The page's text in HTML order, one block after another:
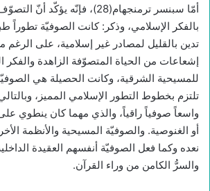
أمّا سبنسر ترمنجهام(28)، فإنّه
بالفكر الإسلامي، وذكر: كانت الصوفيّة تطوراً
تدين بالقليل لمصادر غير إسلامية، على الرغم
إشعاعات من الحياة المتصوّفة الزاهدة والفكر
للمسيحية الشرقية، وكانت الحصيلة هي
تلتزم بخطوط التطور الإسلامي المميز،
واسعاً صوفياً راقياً، والذي مهما كان ينطوي على
أو الغنوصية. والصوفيّة المسيحية والأنظمة
نعده وكما فعل الصوفيّة أنفسهم العقيدة
والسرُّ الكامن من وراء القرآن.